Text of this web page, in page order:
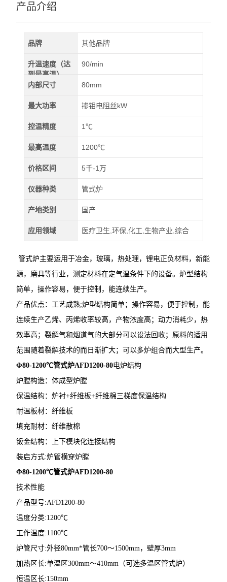
产品介绍
品牌 其他品牌
升温速度（达
到最高温）
90/min
内部尺寸 80mm
最大功率 掺钼电阻丝kW
控温精度 1℃
最高温度 1200℃
价格区间 5千-1万
仪器种类 管式炉
产地类别 国产
应用领域 医疗卫生,环保,化工,生物产业,综合
管式炉主要运用于冶金，玻璃，热处理，锂电正负材料，新能
源，磨具等行业，测定材料在定气温条件下的设备。炉型结构
简单，操作容易，便于控制，能连续生产。
产品优点：工艺成熟;炉型结构简单；操作容易，便于控制，能
连续生产乙烯、丙烯收率较高，产物浓度高；动力消耗少，热
效率高；裂解气和烟道气的大部分可以设法回收；原料的适用
范围随着裂解技术的而日渐扩大；可以多炉组合而大型生产。
Φ80-1200℃管式炉AFD1200-80电炉结构
炉膛构造：体成型炉膛
保温结构：炉衬+纤维板+纤维棉三梯度保温结构
耐温板材：纤维板
填充耐材：纤维散棉
钣金结构：上下模块化连接结构
装启方式:炉管横穿炉膛
Φ80-1200℃管式炉AFD1200-80
技术性能
产品型号:AFD1200-80
温度分类:1200℃
工作温度:1100℃
炉管尺寸:外径80mm*管长700～1500mm，壁厚3mm
加热区长:单温区300mm～410mm（可选多温区管式炉）
恒温区长:150mm